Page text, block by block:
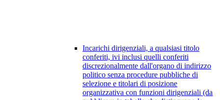
Incarichi dirigenziali, a qualsiasi titolo
conferiti, ivi inclusi quelli conferiti
discrezionalmente dall'organo di indirizzo
politico senza procedure pubbliche di
selezione e titolari di posizione
organizzativa con funzioni dirigenziali (da